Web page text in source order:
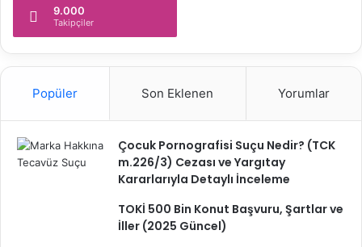
9.000
Takipçiler
Popüler Son Eklenen Yorumlar
Çocuk Pornografisi Suçu Nedir? (TCK
m.226/3) Cezası ve Yargıtay
Kararlarıyla Detaylı İnceleme
TOKİ 500 Bin Konut Başvuru, Şartlar ve
İller (2025 Güncel)